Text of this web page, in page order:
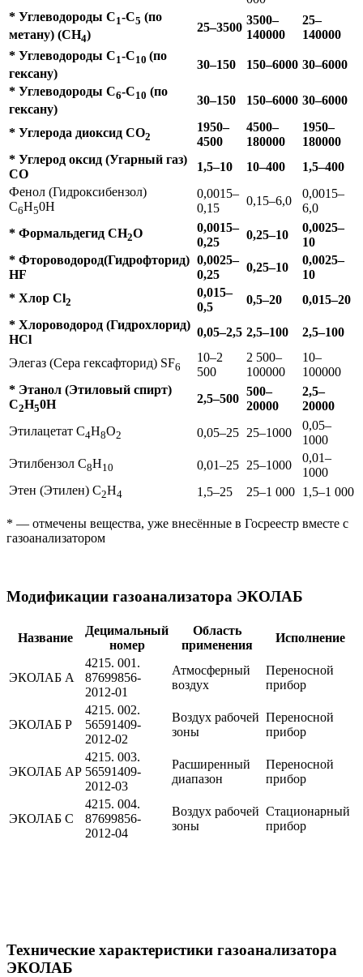
* Углеводороды С1-С5 (по
метану) (СН4)
25–3500
3500–
140000
25–
140000
* Углеводороды С1-С10 (по
гексану)
30–150 150–6000 30–6000
* Углеводороды С6-С10 (по
гексану)
30–150 150–6000 30–6000
* Углерода диоксид СО2
1950–
4500
4500–
180000
1950–
180000
* Углерод оксид (Угарный газ)
СО
1,5–10 10–400
1,5–400
Фенол (Гидроксибензол)
C6Н50H
0,0015–
0,15
0,15–6,0
0,0015–
6,0
* Формальдегид СН2О
0,0015–
0,25
0,25–10
0,0025–
10
* Фтороводород(Гидрофторид)
HF
0,0025–
0,25
0,25–10
0,0025–
10
* Хлор Cl2
0,015–
0,5
0,5–20
0,015–20
* Хлороводород (Гидрохлорид)
HCl
0,05–2,5 2,5–100 2,5–100
Элегаз (Сера гексафторид) SF6
10–2
500
2 500–
100000
10–
100000
* Этанол (Этиловый спирт)
C2H50H 2,5–500
500–
20000
2,5–
20000
Этилацетат C4H8O2 0,05–25 25–1000
0,05–
1000
Этилбензол C8H10 0,01–25 25–1000
0,01–
1000
Этен (Этилен) C2H4 1,5–25 25–1 000 1,5–1 000
* — отмечены вещества, уже внесённые в Госреестр вместе с
газоанализатором
Модификации газоанализатора ЭКОЛАБ
Название
Децимальный
номер
Область
применения
Исполнение
ЭКОЛАБ А
4215. 001.
87699856-
2012-01
Атмосферный
воздух
Переносной
прибор
ЭКОЛАБ Р
4215. 002.
56591409-
2012-02
Воздух рабочей
зоны
Переносной
прибор
ЭКОЛАБ АР
4215. 003.
56591409-
2012-03
Расширенный
диапазон
Переносной
прибор
ЭКОЛАБ С
4215. 004.
87699856-
2012-04
Воздух рабочей
зоны
Стационарный
прибор
Технические характеристики газоанализатора
ЭКОЛАБ